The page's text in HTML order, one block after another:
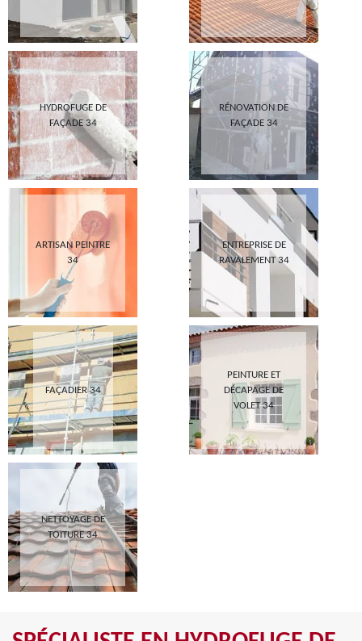
HYDROFUGE DE
FAÇADE 34
RÉNOVATION DE
FAÇADE 34
ARTISAN PEINTRE
34
ENTREPRISE DE
RAVALEMENT 34
FAÇADIER 34
PEINTURE ET
DÉCAPAGE DE
VOLET 34
NETTOYAGE DE
TOITURE 34